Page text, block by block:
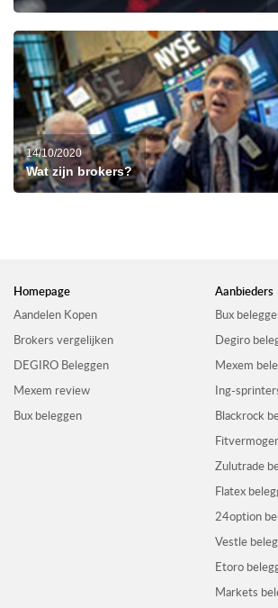
14/10/2020
Wat zijn brokers?
Homepage
Aandelen Kopen
Brokers vergelijken
DEGIRO Beleggen
Mexem review
Bux beleggen
Aanbieders
Bux
Degiro
Mexem
Ing-
Blackrock
Zulutrade
Flatex
24option
Vestle
Etoro
Markets